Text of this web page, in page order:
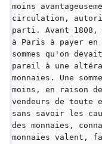
moins
circulation,
parti. Avant 1808,
à Paris à payer en
sommes qu'on
pareil à une
monnaies. Une
moins, en raison
vendeurs de toute
sans savoir les
des monnaies,
monnaies valent,